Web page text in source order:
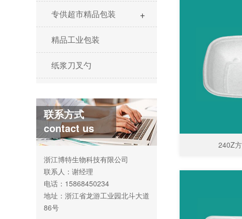
专供超市精品包装 +
精品工业包装
纸浆刀叉勺
联系方式
contact us
浙江博特生物科技有限公司
联系人：谢经理
电话：15868450234
地址：浙江省龙游工业园北斗大道
86号
240Z